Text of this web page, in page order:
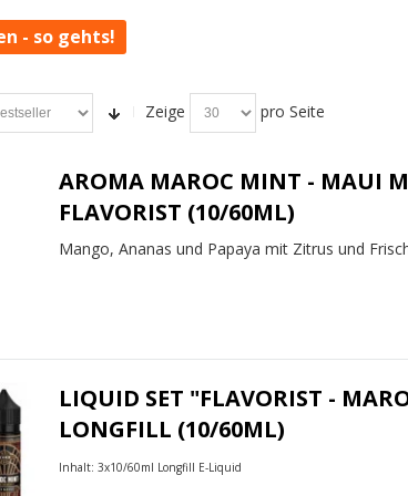
- so gehts!
Zeige pro Seite
AROMA MAROC MINT - MAUI
FLAVORIST (10/60ML)
Mango, Ananas und Papaya mit Zitrus und
LIQUID SET "FLAVORIST -
LONGFILL (10/60ML)
Inhalt: 3x10/60ml Longfill E-Liquid